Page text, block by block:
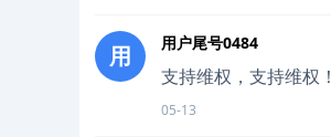
用 用户尾号0484
支持维权，支持维权！
05-13